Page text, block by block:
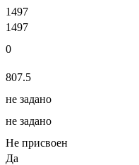
1497
1497
0
807.5
не задано
не задано
Не присвоен
Да